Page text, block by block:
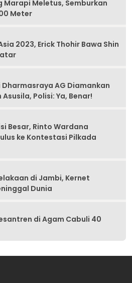
Marapi Meletus, Semburkan
Meter
2023, Erick Thohir Bawa Shin
AG Diamankan
Polisi: Ya, Benar!
Besar, Rinto Wardana
ke Kontestasi Pilkada
di Jambi, Kernet
Dunia
di Agam Cabuli 40